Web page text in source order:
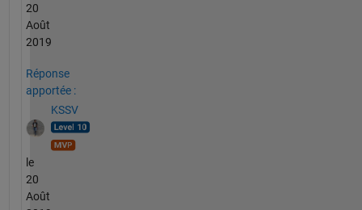
20
Août
2019
Réponse
apportée :
KSSV
le
20
Août